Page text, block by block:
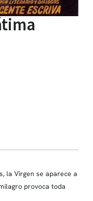
la Virgen se aparece a
provoca toda